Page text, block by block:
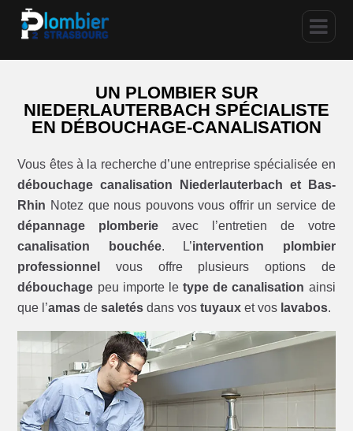
UN PLOMBIER SUR
NIEDERLAUTERBACH SPÉCIALISTE
EN DÉBOUCHAGE-CANALISATION
Vous êtes à la recherche d’une entreprise spécialisée en
débouchage canalisation Niederlauterbach et Bas-
Rhin Notez que nous pouvons vous offrir un service de
dépannage plomberie avec l’entretien de votre
canalisation bouchée. L’intervention plombier
professionnel
vous offre plusieurs options de
débouchage peu importe letype de canalisation ainsi
que l’amas desaletés dans vostuyaux et vos lavabos.